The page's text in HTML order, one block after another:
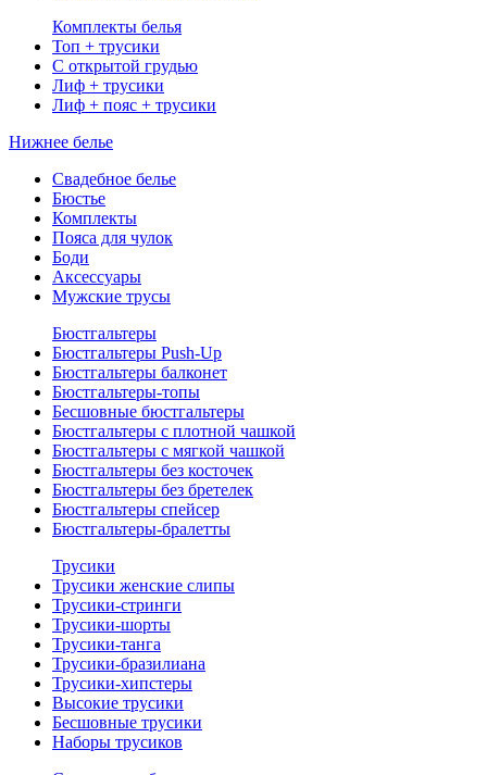
Комплекты белья
Топ + трусики
С открытой грудью
Лиф + трусики
Лиф + пояс + трусики
Нижнее белье
Свадебное белье
Бюстье
Комплекты
Пояса для чулок
Боди
Аксессуары
Мужские трусы
Бюстгальтеры
Бюстгальтеры Push-Up
Бюстгальтеры балконет
Бюстгальтеры-топы
Бесшовные бюстгальтеры
Бюстгальтеры с плотной чашкой
Бюстгальтеры с мягкой чашкой
Бюстгальтеры без косточек
Бюстгальтеры без бретелек
Бюстгальтеры спейсер
Бюстгальтеры-бралетты
Трусики
Трусики женские слипы
Трусики-стринги
Трусики-шорты
Трусики-танга
Трусики-бразилиана
Трусики-хипстеры
Высокие трусики
Бесшовные трусики
Наборы трусиков